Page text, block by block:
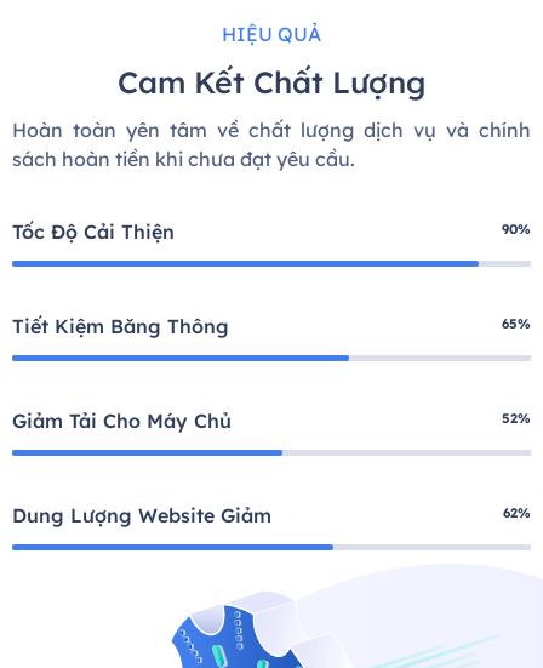
HIỆU QUẢ
Cam Kết Chất Lượng
Hoàn toàn yên tâm về chất lượng dịch vụ và chính
sách hoàn tiền khi chưa đạt yêu cầu.
Tốc Độ Cải Thiện 90%
Tiết Kiệm Băng Thông 65%
Giảm Tải Cho Máy Chủ 52%
Dung Lượng Website Giảm 62%